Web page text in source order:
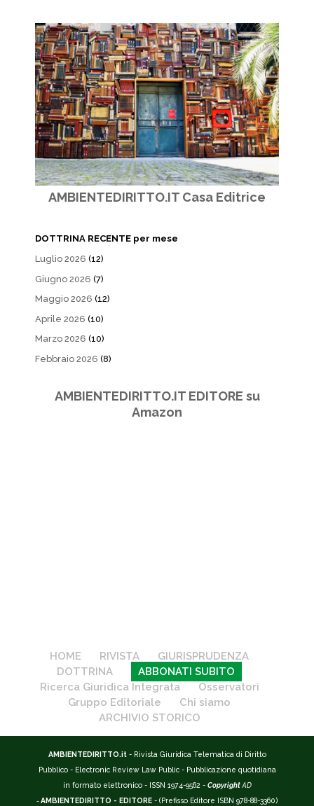
AMBIENTEDIRITTO.IT Casa Editrice
DOTTRINA RECENTE per mese
Luglio 2026 (12)
Giugno 2026 (7)
Maggio 2026 (12)
Aprile 2026 (10)
Marzo 2026 (10)
Febbraio 2026 (8)
AMBIENTEDIRITTO.IT EDITORE su
Amazon
HOME RIVISTA
GIURISPRUDENZA
DOTTRINA
ABBONATI SUBITO
Ricerca Giuridica Integrata
Osservatori
Gruppo Editoriale
Chi siamo
ARCHIVIO STORICO
AMBIENTEDIRITTO.it - Rivista Giuridica Telematica di Diritto
Pubblico - Electronic Review Law Public - Pubblicazione quotidiana
in formato elettronico - ISSN 1974-9562 - Copyright AD
-AMBIENTEDIRITTO - EDITORE - (Prefisso Editore ISBN 978-88-3360)